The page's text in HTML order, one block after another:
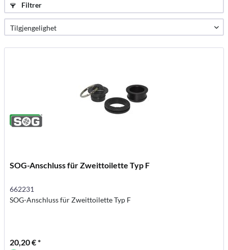
Filtrer
SOG-Anschluss für Zweittoilette Typ F
662231
SOG-Anschluss für Zweittoilette Typ F
20,20 € *